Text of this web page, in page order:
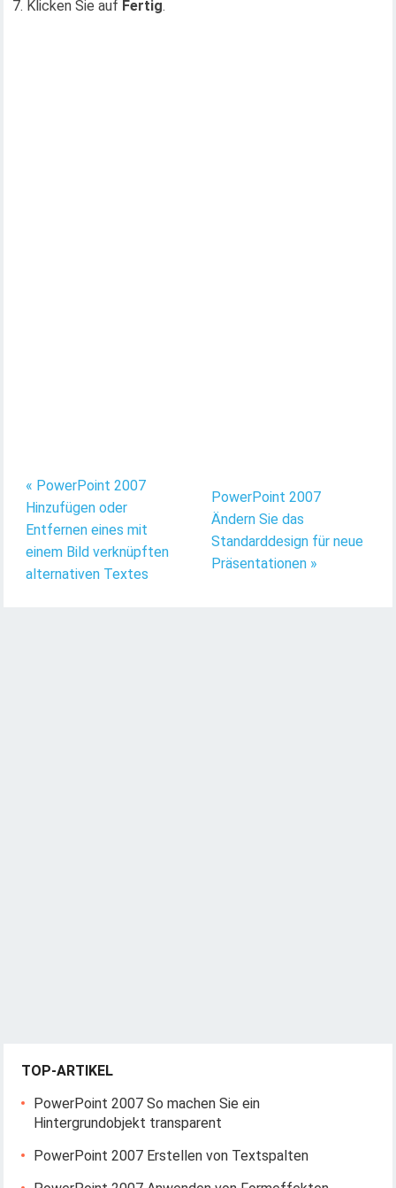
7. Klicken Sie auf Fertig.
« PowerPoint 2007
Hinzufügen oder
Entfernen eines mit
einem Bild verknüpften
alternativen Textes
PowerPoint 2007
Ändern Sie das
Standarddesign für neue
Präsentationen »
TOP-ARTIKEL
PowerPoint 2007 So machen Sie ein
Hintergrundobjekt transparent
PowerPoint 2007 Erstellen von Textspalten